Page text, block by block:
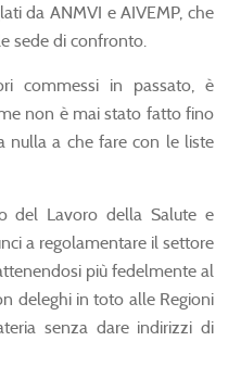
da ANMVI e AIVEMP, che
sede di confronto.
commessi in passato, è
non è mai stato fatto fino
nulla a che fare con le liste
del Lavoro della Salute e
a regolamentare il settore
più fedelmente al
deleghi in toto alle Regioni
senza dare indirizzi di